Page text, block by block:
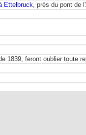
Ettelbruck , près du pont de
1839, feront oublier toute